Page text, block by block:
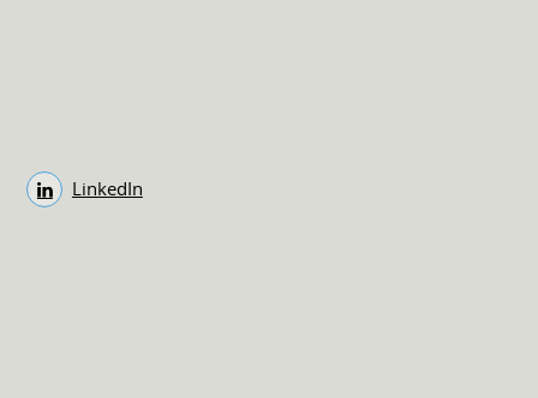
LinkedIn